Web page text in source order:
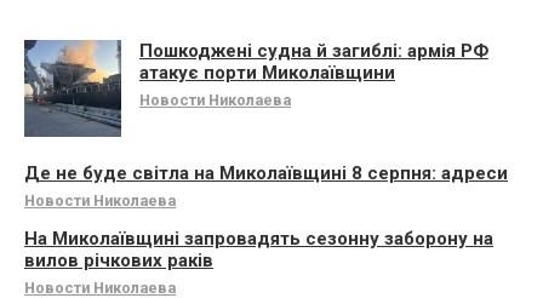
Пошкоджені судна й загиблі: армія РФ
атакує порти Миколаївщини
Новости Николаева
Де не буде світла на Миколаївщині 8 серпня: адреси
Новости Николаева
На Миколаївщині запровадять сезонну заборону на
вилов річкових раків
Новости Николаева